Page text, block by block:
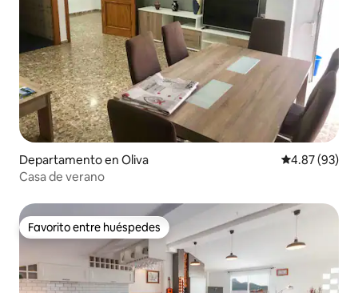
Departamento en Oliva Calificación
4.87 (93)
Casa de verano
Favorito entre huéspedes
Favorito entre huéspedes